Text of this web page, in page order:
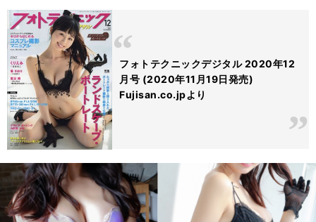
フォトテクニックデジタル 2020年12
月号 (2020年11月19日発売)
Fujisan.co.jpより